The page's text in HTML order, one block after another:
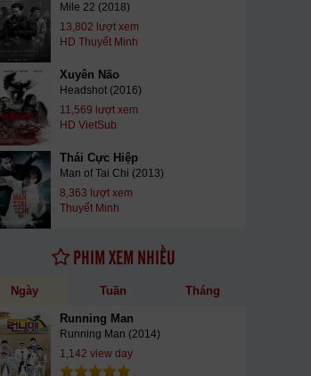
Mile 22 (2018)
13,802 lượt xem
HD Thuyết Minh
Xuyên Não
Headshot (2016)
11,569 lượt xem
HD VietSub
Thái Cực Hiệp
Man of Tai Chi (2013)
8,363 lượt xem
Thuyết Minh
PHIM XEM NHIỀU
Ngày Tuần Tháng
Running Man
Running Man (2014)
1,142 view day